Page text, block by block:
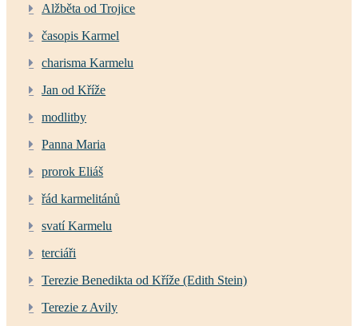
Alžběta od Trojice
časopis Karmel
charisma Karmelu
Jan od Kříže
modlitby
Panna Maria
prorok Eliáš
řád karmelitánů
svatí Karmelu
terciáři
Terezie Benedikta od Kříže (Edith Stein)
Terezie z Avily